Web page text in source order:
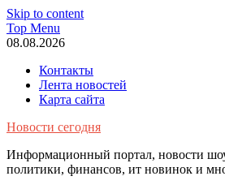
Skip to content
Top Menu
08.08.2026
Контакты
Лента новостей
Карта сайта
Новости сегодня
Информационный портал, новости
политики, финансов, ит новинок и